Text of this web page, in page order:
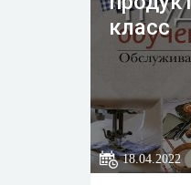
класс
18.04.2022